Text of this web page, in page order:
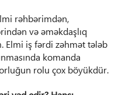
rəhbərimdən,
və əməkdaşlıq
Elmi iş fərdi zəhmət tələb
komanda
rolu çox böyükdür.